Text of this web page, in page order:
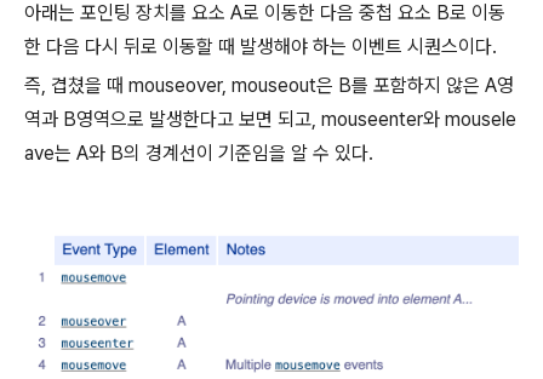
아래는 포인팅 장치를 요소 A로 이동한 다음 중첩 요소 B로 이동
한 다음 다시 뒤로 이동할 때 발생해야 하는 이벤트 시퀀스이다.
즉, 겹쳤을 때 mouseover, mouseout은 B를 포함하지 않은 A영
역과 B영역으로 발생한다고 보면 되고, mouseenter와 mousele
ave는 A와 B의 경계선이 기준임을 알 수 있다.